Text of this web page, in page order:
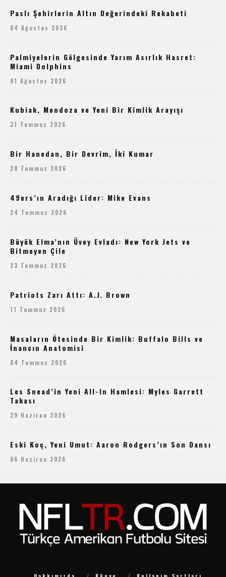
Paslı Şehirlerin Altın Değerindeki Rekabeti
04 Ağustos 2026
Palmiyelerin Gölgesinde Yarım Asırlık Hasret:
Miami Dolphins
01 Ağustos 2026
Kubiak, Mendoza ve Yeni Bir Kimlik Arayışı
31 Temmuz 2026
Bir Hanedan, Bir Devrim, İki Kumar
28 Temmuz 2026
49ers’ın Aradığı Lider: Mike Evans
24 Temmuz 2026
Büyük Elma’nın Üvey Evladı: New York Jets ve
Bitmeyen Çile
23 Temmuz 2026
Patriots Zarı Attı: A.J. Brown
11 Temmuz 2026
Masaların Ötesinde Bir Kimlik: Buffalo Bills ve
İnancın Anatomisi
04 Temmuz 2026
Les Snead’in Yeni All-In Hamlesi: Myles Garrett
Takası
29 Haziran 2026
Eski Koç, Yeni Umut: Aaron Rodgers’ın Son Dansı
06 Haziran 2026